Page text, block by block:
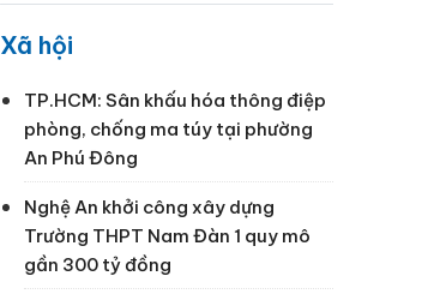
Xã hội
TP.HCM: Sân khấu hóa thông điệp
phòng, chống ma túy tại phường
An Phú Đông
Nghệ An khởi công xây dựng
Trường THPT Nam Đàn 1 quy mô
gần 300 tỷ đồng